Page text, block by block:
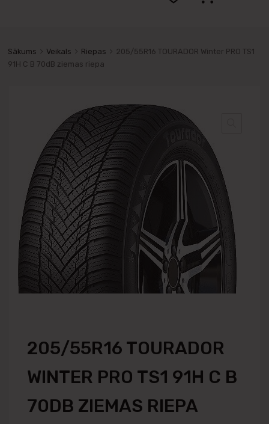
Sākums Veikals Riepas
205/55R16 TOURADOR Winter PRO TS1
91H C B 70dB ziemas riepa
205/55R16 TOURADOR
WINTER PRO TS1 91H C B
70DB ZIEMAS RIEPA